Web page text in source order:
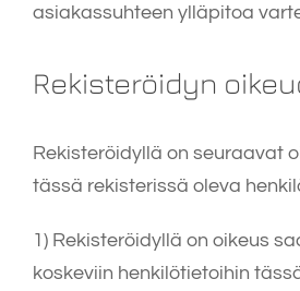
asiakassuhteen ylläpitoa
Rekisteröidyn
Rekisteröidyllä on seuraavat
tässä rekisterissä oleva
1) Rekisteröidyllä on oikeus
koskeviin henkilötietoihin